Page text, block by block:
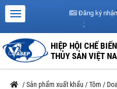
Đăng ký
HIỆP HỘI CHẾ
THỦY SẢN VIỆT
/Sản phẩm xuất khẩu /Tôm /